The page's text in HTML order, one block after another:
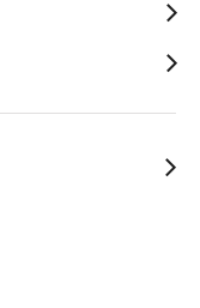
アのオールインワ